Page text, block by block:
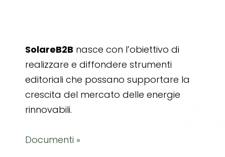
SolareB2B nasce con l’obiettivo di
realizzare e diffondere strumenti
editoriali che possano supportare la
crescita del mercato delle energie
rinnovabili.
Documenti »